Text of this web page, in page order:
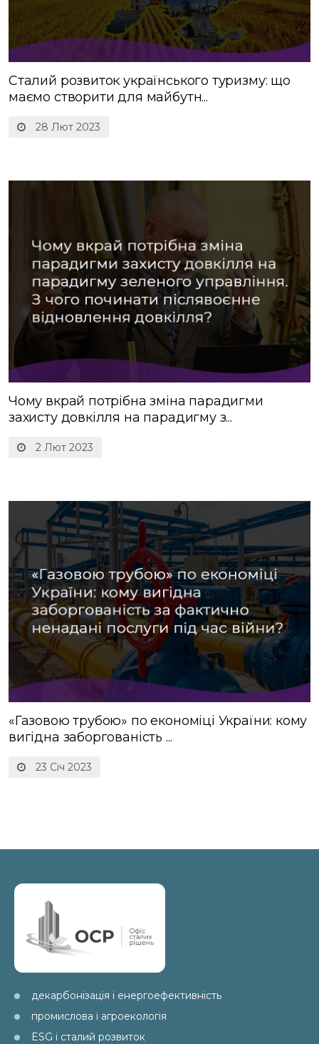
28 Лют 2023
Сталий розвиток українського туризму: що
маємо створити для майбутн...
2 Лют 2023
Чому вкрай потрібна зміна парадигми
захисту довкілля на парадигму з...
23 Січ 2023
«Газовою трубою» по економіці України: кому
вигідна заборгованість ...
декарбонізація і енергоефективність
промислова і агроекологія
ESG і сталий розвиток